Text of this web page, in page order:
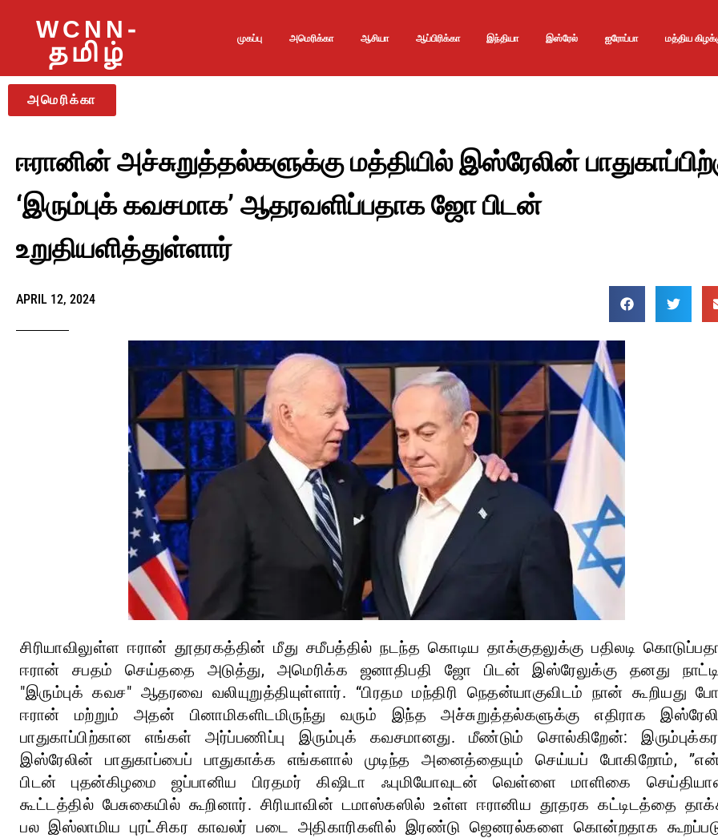
WCNN-
தமிழ்
முகப்பு அமெரிக்கா ஆசியா ஆப்பிரிக்கா இந்தியா இஸ்ரேல் ஐரோப்பா மத்திய
அமெரிக்கா
ஈரானின் அச்சுறுத்தல்களுக்கு மத்தியில் இஸ்ரேலின்
‘இரும்புக் கவசமாக’ ஆதரவளிப்பதாக ஜோ பிடன்
உறுதியளித்துள்ளார்
APRIL 12, 2024
சிரியாவிலுள்ள ஈரான் தூதரகத்தின் மீது சமீபத்தில் நடந்த கொடிய தாக்குதலுக்கு பதிலடி
ஈரான் சபதம் செய்ததை அடுத்து, அமெரிக்க ஜனாதிபதி ஜோ பிடன் இஸ்ரேலுக்கு தனது
"இரும்புக் கவச" ஆதரவை வலியுறுத்தியுள்ளார். “பிரதம மந்திரி நெதன்யாகுவிடம் நான் கூறியது
ஈரான் மற்றும் அதன் பினாமிகளிடமிருந்து வரும் இந்த அச்சுறுத்தல்களுக்கு எதிராக
பாதுகாப்பிற்கான எங்கள் அர்ப்பணிப்பு இரும்புக் கவசமானது. மீண்டும் சொல்கிறேன்:
இஸ்ரேலின் பாதுகாப்பைப் பாதுகாக்க எங்களால் முடிந்த அனைத்தையும் செய்யப் போகிறோம்,
பிடன் புதன்கிழமை ஜப்பானிய பிரதமர் கிஷிடா ஃபுமியோவுடன் வெள்ளை மாளிகை
கூட்டத்தில் பேசுகையில் கூறினார். சிரியாவின் டமாஸ்கஸில் உள்ள ஈரானிய தூதரக கட்டிடத்தை
பல இஸ்லாமிய புரட்சிகர காவலர் படை அதிகாரிகளில் இரண்டு ஜெனரல்களை கொன்றதாக